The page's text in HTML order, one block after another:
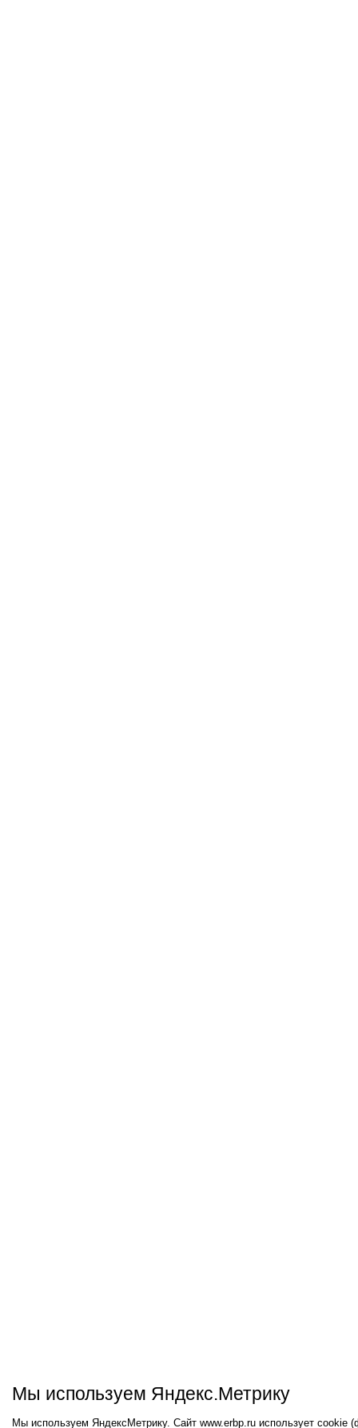
Мы используем Яндекс.Метрику
Мы используем ЯндексМетрику. Сайт www.erbp.ru использует